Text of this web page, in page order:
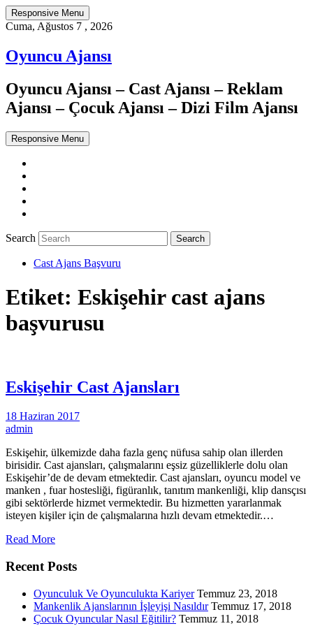
Responsive Menu
Cuma, Ağustos 7 , 2026
Oyuncu Ajansı
Oyuncu Ajansı – Cast Ajansı – Reklam
Ajansı – Çocuk Ajansı – Dizi Film Ajansı
Responsive Menu
Search
Cast Ajans Başvuru
Etiket: Eskişehir cast ajans
başvurusu
Eskişehir Cast Ajansları
18 Haziran 2017
admin
Eskişehir, ülkemizde daha fazla genç nüfusa sahip olan illerden
birisidir. Cast ajansları, çalışmalarını eşsiz güzelliklerle dolu olan
Eskişehir’de de devam etmektedir. Cast ajansları, oyuncu model ve
manken , fuar hostesliği, figüranlık, tanıtım mankenliği, klip dansçısı
gibi sektörlerde hizmet vermektedir. Bu hizmetten yararlanmak
isteyen kişiler için de çalışmalarına hızlı devam etmektedir.…
Read More
Recent Posts
Oyunculuk Ve Oyunculukta Kariyer Temmuz 23, 2018
Mankenlik Ajanslarının İşleyişi Nasıldır Temmuz 17, 2018
Çocuk Oyuncular Nasıl Eğitilir? Temmuz 11, 2018